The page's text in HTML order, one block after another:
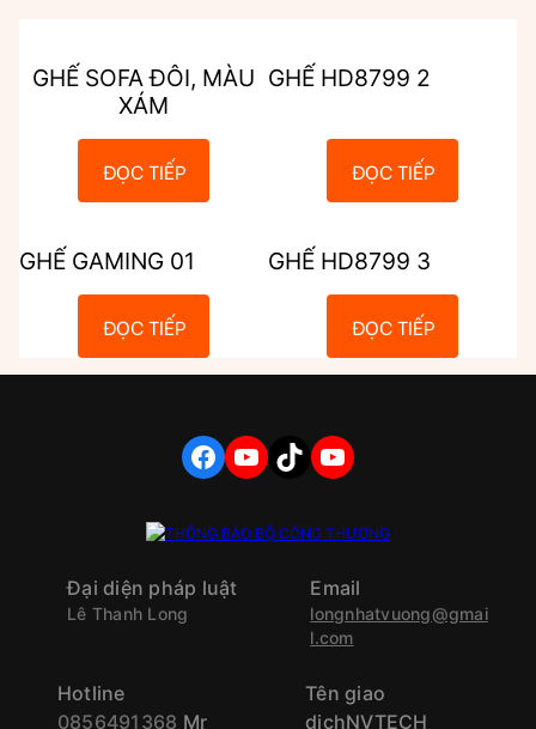
GHẾ SOFA ĐÔI, MÀU
XÁM
ĐỌC TIẾP
GHẾ HD8799 2
ĐỌC TIẾP
GHẾ GAMING 01
ĐỌC TIẾP
GHẾ HD8799 3
ĐỌC TIẾP
FACEBOOK YOUTUBE TIKTOK YOUTUBE
Đại diện pháp luật
Lê Thanh Long
Email
longnhatvuong@gmai
l.com
Hotline
0856491368 Mr
Tên giao
dịchNVTECH